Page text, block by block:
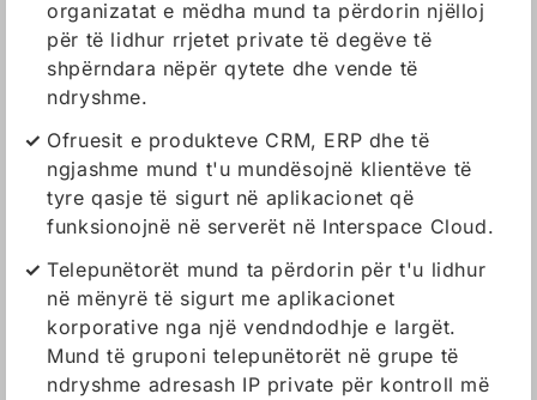
organizatat e mëdha mund ta përdorin njëlloj
për të lidhur rrjetet private të degëve të
shpërndara nëpër qytete dhe vende të
ndryshme.
Ofruesit e produkteve CRM, ERP dhe të
ngjashme mund t'u mundësojnë klientëve të
tyre qasje të sigurt në aplikacionet që
funksionojnë në serverët në Interspace Cloud.
Telepunëtorët mund ta përdorin për t'u lidhur
në mënyrë të sigurt me aplikacionet
korporative nga një vendndodhje e largët.
Mund të gruponi telepunëtorët në grupe të
ndryshme adresash IP private për kontroll më